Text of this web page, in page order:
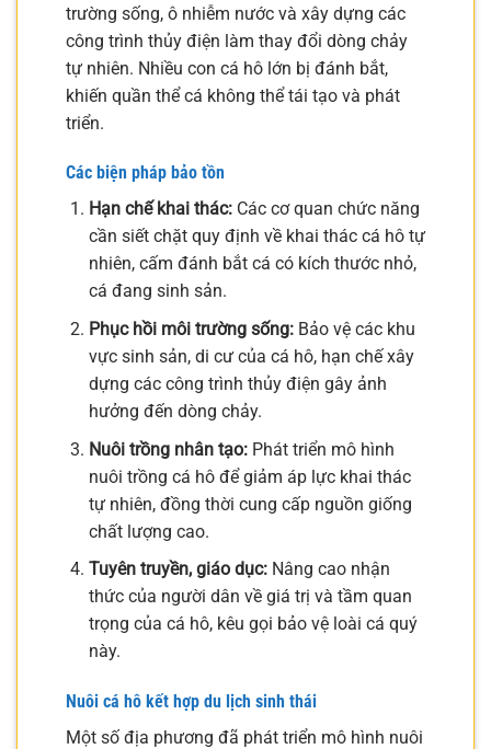
trường sống, ô nhiễm nước và xây dựng các
công trình thủy điện làm thay đổi dòng chảy
tự nhiên. Nhiều con cá hô lớn bị đánh bắt,
khiến quần thể cá không thể tái tạo và phát
triển.
Các biện pháp bảo tồn
Hạn chế khai thác:Các cơ quan chức năng
cần siết chặt quy định về khai thác cá hô tự
nhiên, cấm đánh bắt cá có kích thước nhỏ,
cá đang sinh sản.
Phục hồi môi trường sống:Bảo vệ các khu
vực sinh sản, di cư của cá hô, hạn chế xây
dựng các công trình thủy điện gây ảnh
hưởng đến dòng chảy.
Nuôi trồng nhân tạo:Phát triển mô hình
nuôi trồng cá hô để giảm áp lực khai thác
tự nhiên, đồng thời cung cấp nguồn giống
chất lượng cao.
Tuyên truyền, giáo dục:Nâng cao nhận
thức của người dân về giá trị và tầm quan
trọng của cá hô, kêu gọi bảo vệ loài cá quý
này.
Nuôi cá hô kết hợp du lịch sinh thái
Một số địa phương đã phát triển mô hình nuôi